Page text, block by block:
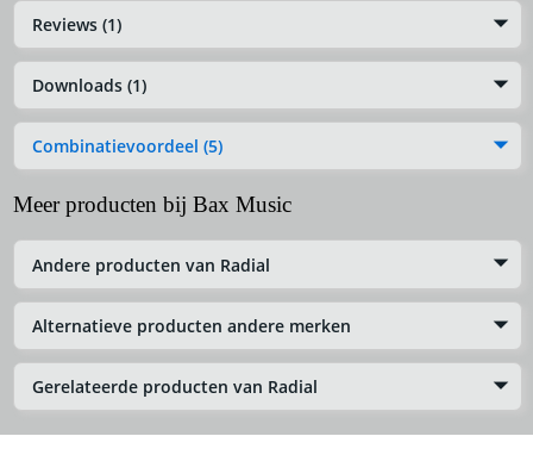
Reviews (1)
Downloads (1)
Combinatievoordeel (5)
Meer producten bij Bax Music
Andere producten van Radial
Alternatieve producten andere merken
Gerelateerde producten van Radial